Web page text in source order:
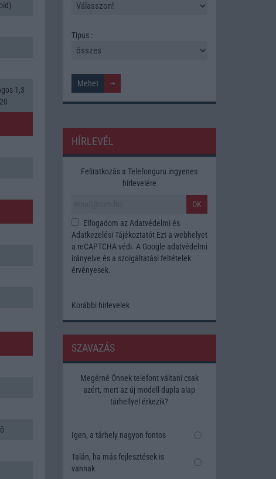
1,3
Tipus :
HÍRLEVÉL
Feliratkozás a Telefonguru ingyenes
hírlevelére
OK
Elfogadom az Adatvédelmi és
Adatkezelési TájékoztatótEzt a webhelyet
a reCAPTCHA védi. A Google adatvédelmi
irányelve és a szolgáltatási feltételek
érvényesek.
Korábbi hírlevelek
SZAVAZÁS
Megérné Önnek telefont váltani csak
azért, mert az új modell dupla alap
tárhellyel érkezik?
Igen, a tárhely nagyon fontos
Talán, ha más fejlesztések is
vannak